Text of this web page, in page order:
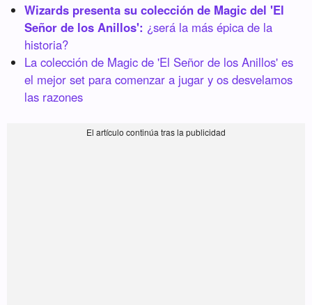
Wizards presenta su colección de Magic del 'El
Señor de los Anillos': ¿será la más épica de la
historia?
La colección de Magic de 'El Señor de los Anillos' es
el mejor set para comenzar a jugar y os desvelamos
las razones